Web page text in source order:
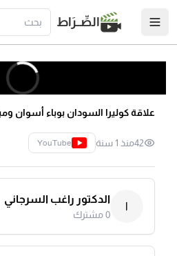
الصِّــرَاط
علاقة كوليرا السودان بوباء أسوان
42منذ 1 سنة YouTube
ا
الدكتور راغب السرجاني
0مشترك